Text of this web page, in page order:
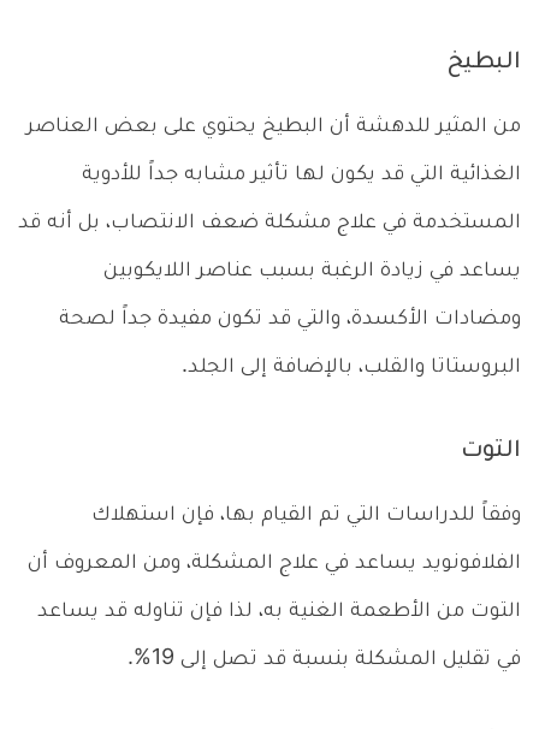
البطيخ
من المثير للدهشة أن البطيخ يحتوي على بعض العناصر
الغذائية التي قد يكون لها تأثير مشابه جداً للأدوية
المستخدمة في علاج مشكلة ضعف الانتصاب، بل أنه قد
يساعد في زيادة الرغبة بسبب عناصر اللايكوبين
ومضادات الأكسدة، والتي قد تكون مفيدة جداً لصحة
البروستاتا والقلب، بالإضافة إلى الجلد.
التوت
وفقاً للدراسات التي تم القيام بها، فإن استهلاك
الفلافونويد يساعد في علاج المشكلة، ومن المعروف أن
التوت من الأطعمة الغنية به، لذا فإن تناوله قد يساعد
في تقليل المشكلة بنسبة قد تصل إلى 19%.